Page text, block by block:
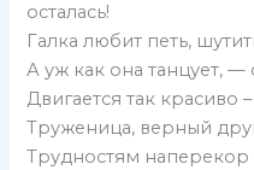
осталась!
Галка любит петь,
А уж как она танцует, —
Двигается так красиво
Труженица, верный
Трудностям наперекор